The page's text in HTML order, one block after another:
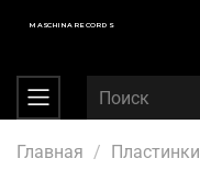
MASCHINA RECORDS
Главная Пластинки